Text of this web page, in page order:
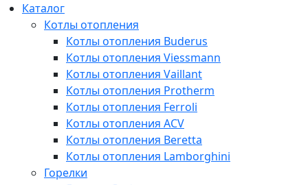
Каталог
Котлы отопления
Котлы отопления Buderus
Котлы отопления Viessmann
Котлы отопления Vaillant
Котлы отопления Protherm
Котлы отопления Ferroli
Котлы отопления ACV
Котлы отопления Beretta
Котлы отопления Lamborghini
Горелки